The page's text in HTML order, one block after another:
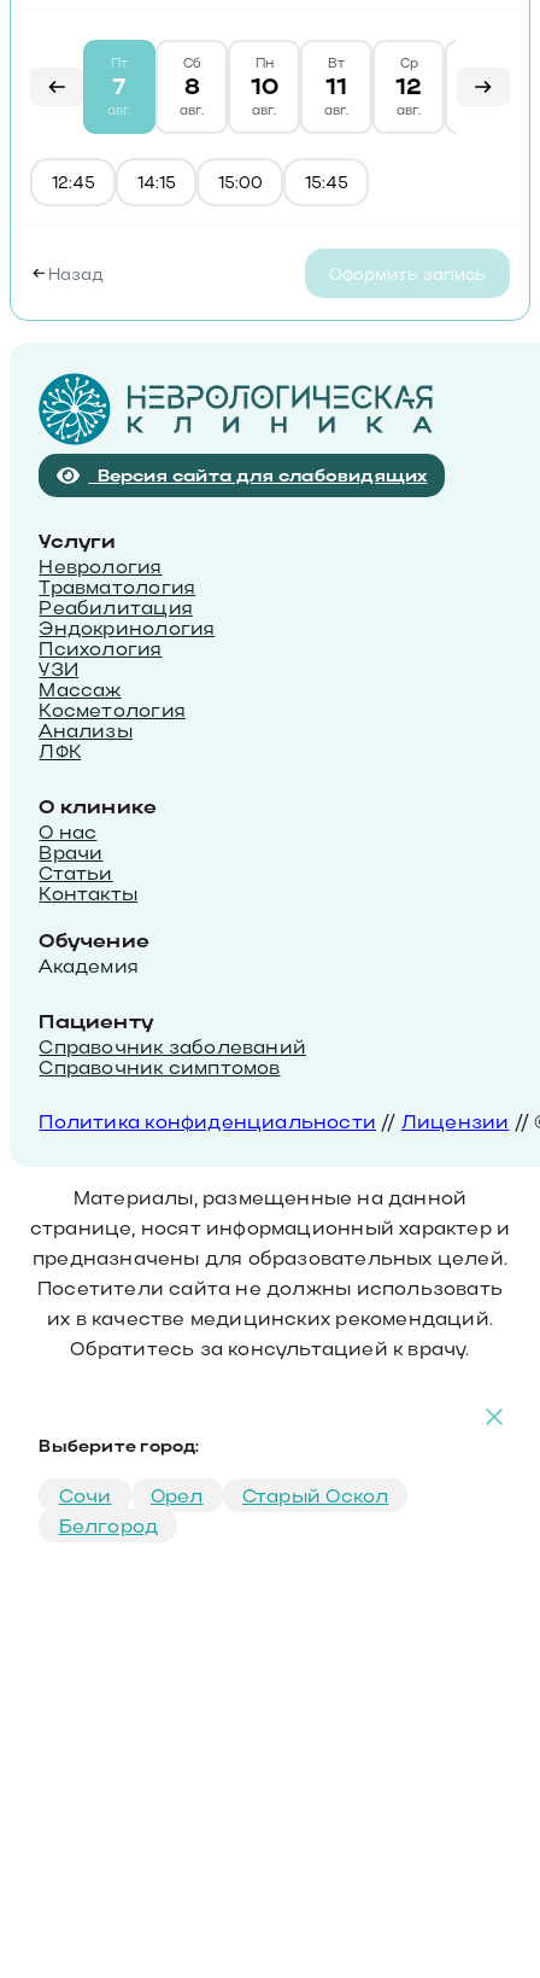
Пт
7
авг.
Сб
8
авг.
Пн
10
авг.
Вт
11
авг.
Ср
12
авг.
13
12:45 14:15 15:00 15:45
Назад Оформить запись
Версия сайта для слабовидящих
Услуги
Неврология
Травматология
Реабилитация
Эндокринология
Психология
УЗИ
Массаж
Косметология
Анализы
ЛФК
О клинике
О нас
Врачи
Статьи
Контакты
Обучение
Академия
Пациенту
Справочник заболеваний
Справочник симптомов
Политика конфиденциальности // Лицензии //
Материалы, размещенные на данной
странице, носят информационный характер и
предназначены для образовательных целей.
Посетители сайта не должны использовать
их в качестве медицинских рекомендаций.
Обратитесь за консультацией к врачу.
Выберите город:
Сочи Орел
Старый Оскол
Белгород